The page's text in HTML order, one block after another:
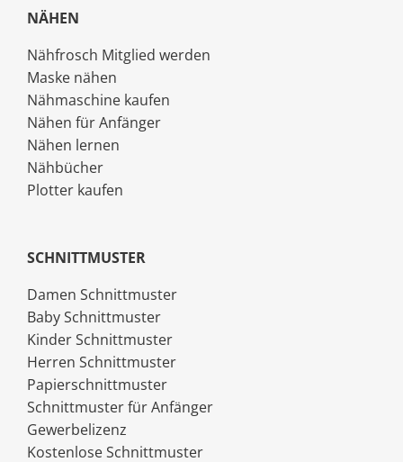
NÄHEN
Nähfrosch Mitglied werden
Maske nähen
Nähmaschine kaufen
Nähen für Anfänger
Nähen lernen
Nähbücher
Plotter kaufen
SCHNITTMUSTER
Damen Schnittmuster
Baby Schnittmuster
Kinder Schnittmuster
Herren Schnittmuster
Papierschnittmuster
Schnittmuster für Anfänger
Gewerbelizenz
Kostenlose Schnittmuster